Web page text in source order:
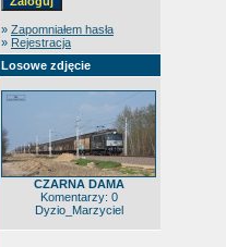
» Zapomniałem hasła
» Rejestracja
Losowe zdjęcie
CZARNA DAMA
Komentarzy: 0
Dyzio_Marzyciel